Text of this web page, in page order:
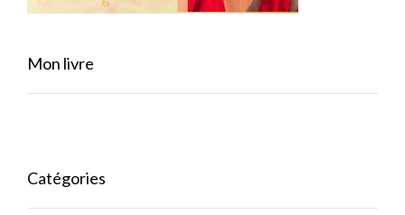
Mon livre
Catégories